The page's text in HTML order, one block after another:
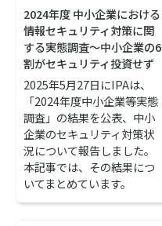
2024年度 中小企業における
情報セキュリティ対策に関
する実態調査～中小企業の6
割がセキュリティ投資せず
2025年5月27日にIPAは、
「2024年度中小企業等実態
調査」の結果を公表、中小
企業のセキュリティ対策状
況について報告しました。
本記事では、その結果につ
いてまとめています。